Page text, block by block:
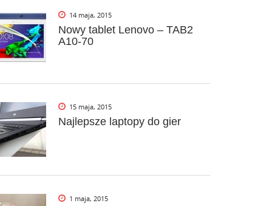
14 maja, 2015
Nowy tablet Lenovo – TAB2
A10-70
15 maja, 2015
Najlepsze laptopy do gier
1 maja, 2015